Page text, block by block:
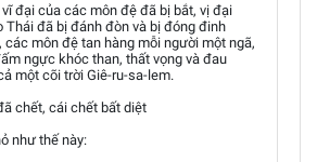
đại của các môn đệ đã bị bắt, vị đại
Thái đã bị đánh đòn và bị đóng đinh
các môn đệ tan hàng mỗi người một ngã,
ngực khóc than, thất vọng và đau
một cõi trời Giê-ru-sa-lem.
chết, cái chết bất diệt
như thế này: